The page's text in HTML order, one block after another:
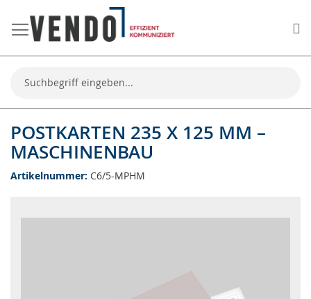
Suche
POSTKARTEN 235 X 125 MM –
MASCHINENBAU
Artikelnummer C6/5-MPHM